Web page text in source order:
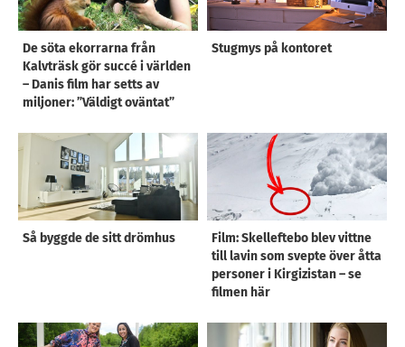
De söta ekorrarna från
Kalvträsk gör succé i världen
– Danis film har setts av
miljoner: ”Väldigt oväntat”
Stugmys på kontoret
Så byggde de sitt drömhus
Film: Skelleftebo blev vittne
till lavin som svepte över åtta
personer i Kirgizistan – se
filmen här